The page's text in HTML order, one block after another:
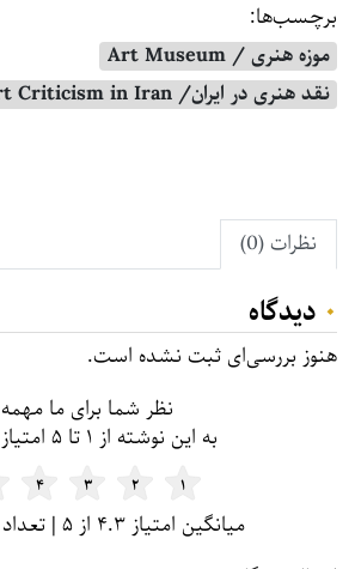
برچسب‌ها:
موزه هنری / Art Museum
نقد هنری در ایران/ Art Criticism in Iran
نظرات (0)
۰ دیدگاه
هنوز بررسی‌ای ثبت نشده است.
نظر شما برای ما مهمه
به این نوشته از ۱ تا ۵ امتیاز بدین
۴ ۳ ۲ ۱
میانگین امتیاز ۴.۳ از ۵ | تعداد امتیاز: ۴